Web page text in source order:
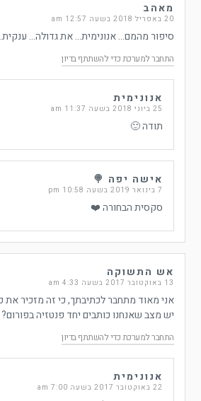
מאהב
20 באפריל 2018 בשעה 12:57 am
סיפור מהמם… אנונימית… את גדולה…
התחבר למערכת כדי להשתתף בדיון
אנונימית
25 ביוני 2018 בשעה 11:37 am
תודה 🙂
אישה יפה 🍭
7 בינואר 2019 בשעה 10:58 pm
סקסית הבחורה ❤️
אש התשוקה
13 באוקטובר 2017 בשעה 4:33 am
אני מאוד מתחבר לכתיבתך, כי זה מזכיר את
יש מצב שאנחנו כותבים יחד פנטזיה בפורום?
התחבר למערכת כדי להשתתף בדיון
אנונימית
22 באוקטובר 2017 בשעה 7:00 am